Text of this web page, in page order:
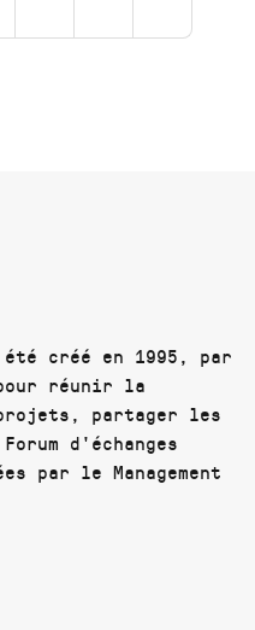
été créé en 1995, par
réunir la
projets, partager les
d'échanges
par le Management